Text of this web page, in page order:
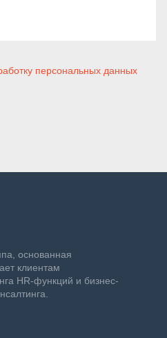
персональных данных
основанная
клиентам
HR-функций и бизнес-